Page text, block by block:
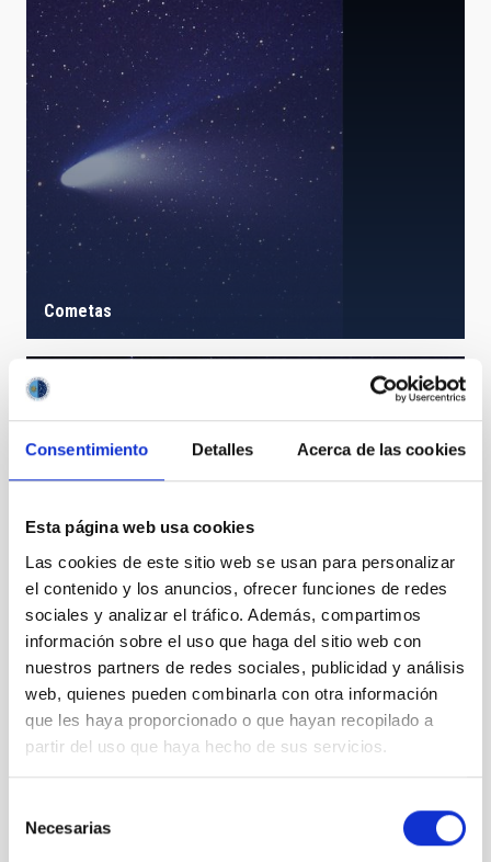
Consentimiento Detalles Acerca de las cookies
Esta página web usa cookies
Las cookies de este sitio web se usan para personalizar
el contenido y los anuncios, ofrecer funciones de redes
sociales y analizar el tráfico. Además, compartimos
información sobre el uso que haga del sitio web con
nuestros partners de redes sociales, publicidad y análisis
web, quienes pueden combinarla con otra información
que les haya proporcionado o que hayan recopilado a
partir del uso que haya hecho de sus servicios.
Necesarias
Cometas
Estrellas